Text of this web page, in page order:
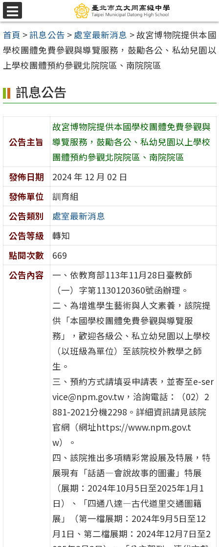
跳
至
主
要
內
區
選
單
首頁 >訊息公告 > 處室最新消息 >故宮博物院提供本國
學校團體免費參觀與導覽服務，鼓勵各公、私幼兒園以
上學校團體預約參觀北院院區、南院院區
訊息公告
公告主旨
故宮博物院提供本國學校團體免費參觀與
導覽服務，鼓勵各公、私幼兒園以上學校
團體預約參觀北院院區、南院院區
發佈日期
2024 年 12 月 02 日
發佈單位
訓育組
公告類別
處室最新消息
公告等級
轉知
點閱次數
669
公告內容
一、依教育部113年11月28日臺教師
（一）字第1130120360號函辦理。
二、為增進學生藝術與人文素養，該院提
供「本國學校團體免費參觀與導覽服
務」，歡迎各級公、私立幼兒園以上學校
（以班級為單位）至該院校外教學之師
生。
三、預約方式請填妥申請表，並寄至e-ser
vice@npm.gov.tw，洽詢電話：（02）2
881-2021分機2298。詳細資訊請見該院
官網（網址https://www.npm.gov.t
w）。
四、該院推出多項精彩常設展及特展，特
展現有「話語—會說故事的圖畫」特展
（展期：2024年10月5日至2025年1月1
日）、「四通八達—古代道里交通圖籍
展」（第一檔展期：2024年9月5日至12
月1日、第二檔展期：2024年12月7日至2